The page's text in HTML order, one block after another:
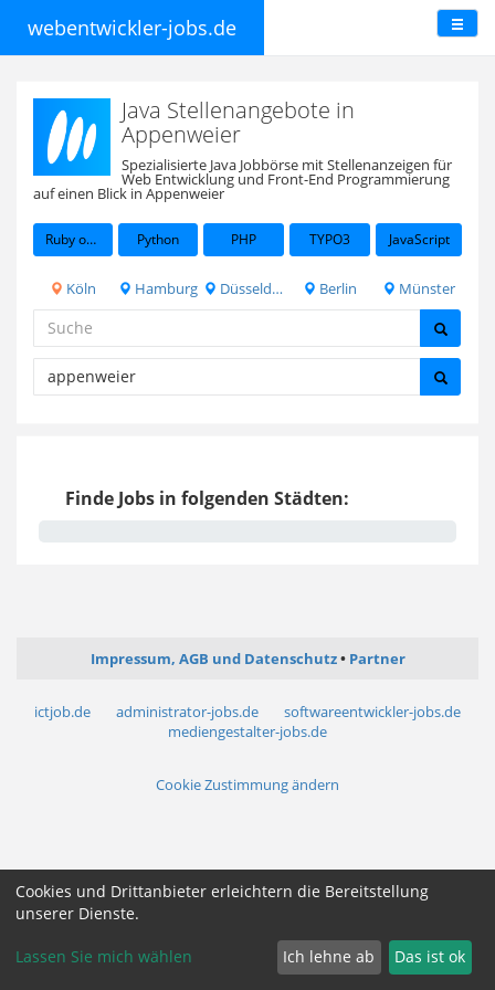
webentwickler-jobs.de
Java Stellenangebote in
Appenweier
Spezialisierte Java Jobbörse mit Stellenanzeigen für
Web Entwicklung und Front-End Programmierung
auf einen Blick in Appenweier
Ruby on Rails Python PHP TYPO3 JavaScript
Köln Hamburg Düsseldorf Berlin Münster
Finde Jobs in folgenden Städten:
Impressum, AGB und Datenschutz Partner
ictjob.de administrator-jobs.de
softwareentwickler-jobs.de
mediengestalter-jobs.de
Cookie Zustimmung ändern
Cookies und Drittanbieter erleichtern die Bereitstellung
unserer Dienste.
Lassen Sie mich wählen Ich lehne ab Das ist ok